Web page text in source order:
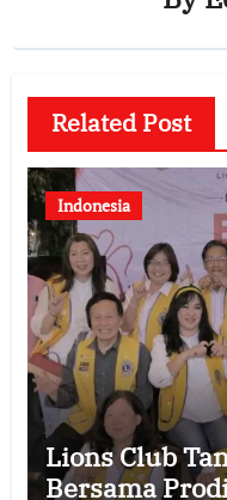
Related Post
Indonesia
Lions Club
Bersama